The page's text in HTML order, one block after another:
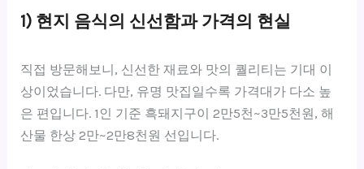
1) 현지 음식의 신선함과 가격의 현실
직접 방문해보니, 신선한 재료와 맛의 퀄리티는 기대 이
상이었습니다. 다만, 유명 맛집일수록 가격대가 다소 높
은 편입니다. 1인 기준 흑돼지구이 2만5천~3만5천원, 해
산물 한상 2만~2만8천원 선입니다.